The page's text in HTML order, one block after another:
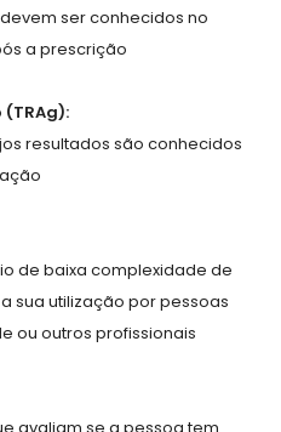
ser conhecidos no
a prescrição
resultados são conhecidos
de baixa complexidade de
sua utilização por pessoas
ou outros profissionais